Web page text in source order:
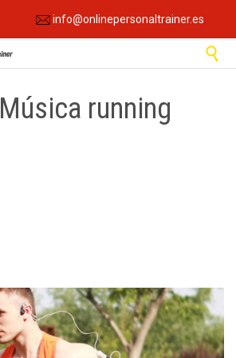
info@onlinepersonaltrainer.es

Música running